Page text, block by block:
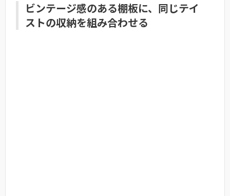
ビンテージ感のある棚板に、同じテイ
ストの収納を組み合わせる